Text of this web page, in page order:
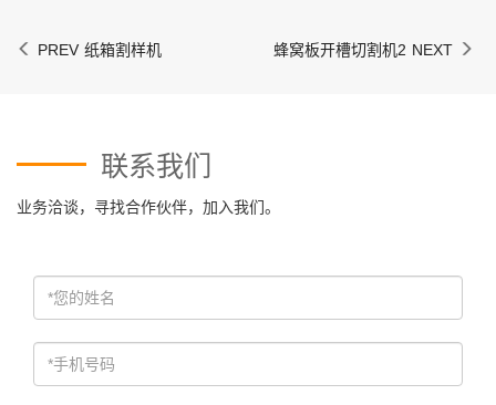
纸箱割样机 蜂窝板开槽切割机2
联系我们
业务洽谈，寻找合作伙伴，加入我们。